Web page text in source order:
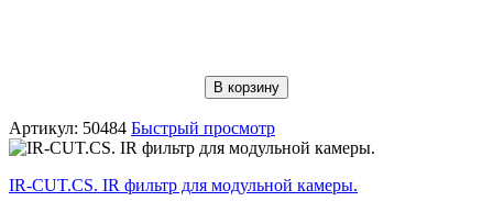
В корзину
Артикул: 50484 Быстрый просмотр
IR-CUT.CS. IR фильтр для модульной камеры.